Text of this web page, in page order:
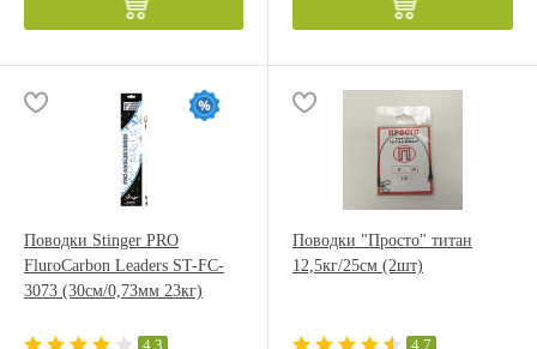
Поводки Stinger PRO
FluroCarbon Leaders ST-FC-
3073 (30см/0,73мм 23кг)
4.3
Поводки "Просто" титан
12,5кг/25см (2шт)
4.7